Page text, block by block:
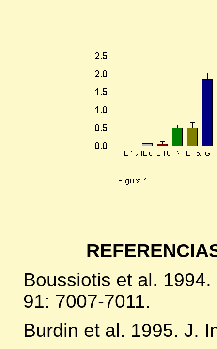
Boussiotis et al.
91: 7007-7011.
Burdin et al. 1995. J.